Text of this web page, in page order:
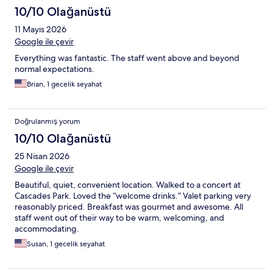
10/10 Olağanüstü
11 Mayıs 2026
Google ile çevir
Everything was fantastic. The staff went above and beyond
normal expectations.
Brian, 1 gecelik seyahat
Doğrulanmış yorum
10/10 Olağanüstü
25 Nisan 2026
Google ile çevir
Beautiful, quiet, convenient location. Walked to a concert at
Cascades Park. Loved the “welcome drinks.” Valet parking very
reasonably priced. Breakfast was gourmet and awesome. All
staff went out of their way to be warm, welcoming, and
accommodating.
Susan, 1 gecelik seyahat